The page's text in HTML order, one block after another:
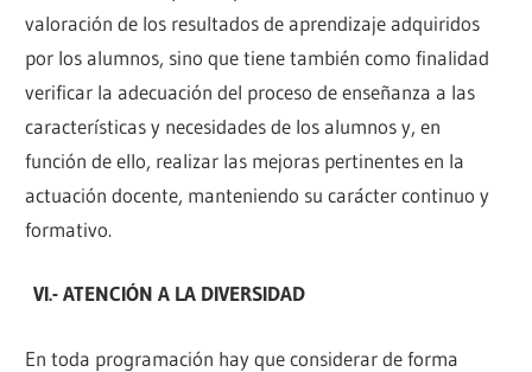
valoración de los resultados de aprendizaje adquiridos
por los alumnos, sino que tiene también como finalidad
verificar la adecuación del proceso de enseñanza a las
características y necesidades de los alumnos y, en
función de ello, realizar las mejoras pertinentes en la
actuación docente, manteniendo su carácter continuo y
formativo.
VI.-ATENCIÓN A LA DIVERSIDAD
En toda programación hay que considerar de forma